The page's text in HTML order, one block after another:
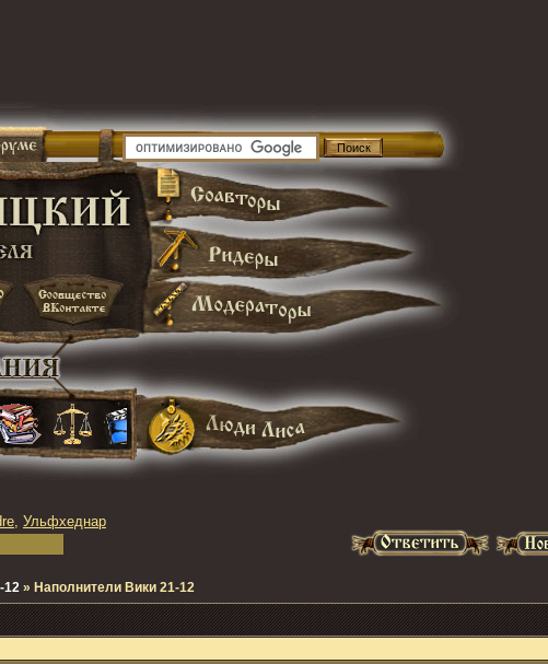
, Ульфхеднар
12 » Наполнители Вики 21-12